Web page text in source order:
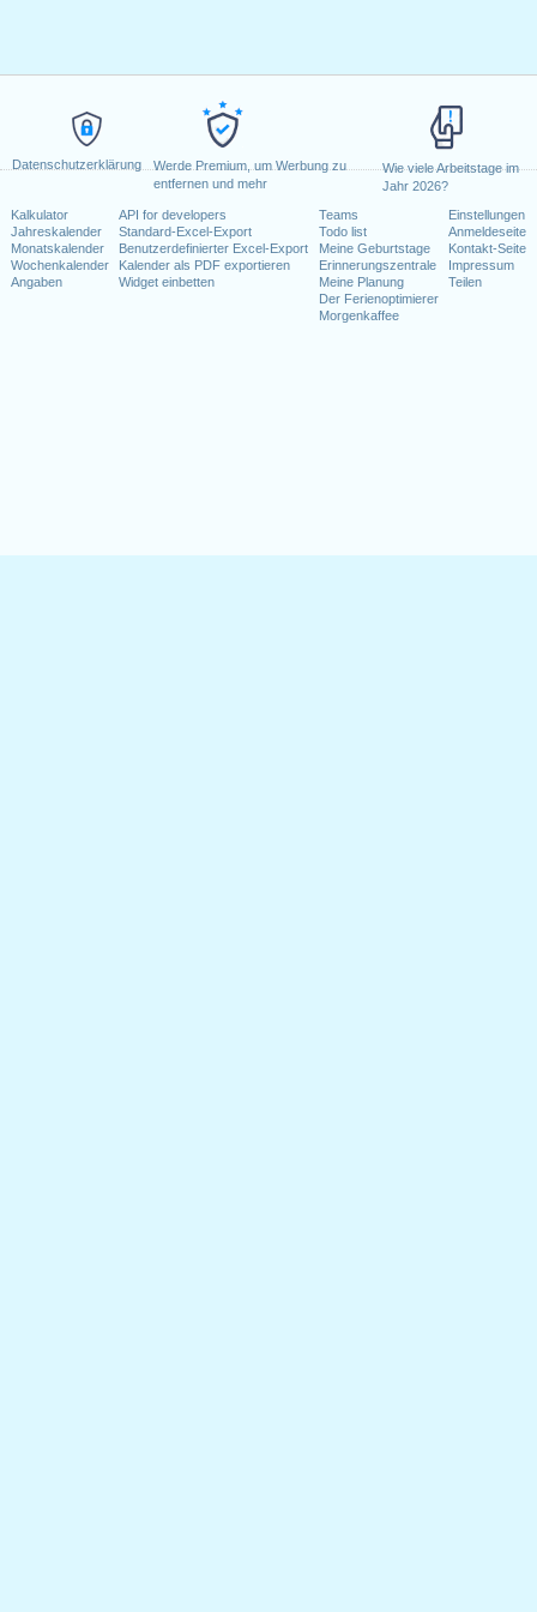
Datenschutzerklärung
Werde Premium, um Werbung zu
entfernen und mehr
Wie viele Arbeitstage im
Jahr 2026?
Kalkulator
Jahreskalender
Monatskalender
Wochenkalender
Angaben
API for developers
Standard-Excel-Export
Benutzerdefinierter Excel-Export
Kalender als PDF exportieren
Widget einbetten
Teams
Todo list
Meine Geburtstage
Erinnerungszentrale
Meine Planung
Der Ferienoptimierer
Morgenkaffee
Einstellungen
Anmeldeseite
Kontakt-Seite
Impressum
Teilen